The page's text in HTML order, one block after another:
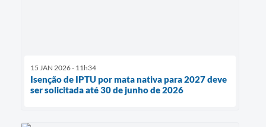
15 JAN 2026 - 11h34
Isenção de IPTU por mata nativa para 2027 deve
ser solicitada até 30 de junho de 2026